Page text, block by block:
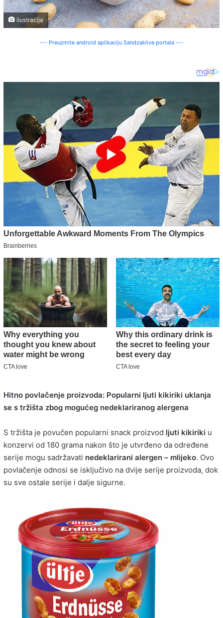
ilustracija
--- Preuzmite android aplikaciju Sandzaklive portala ---
Hitno povlačenje proizvoda: Popularni ljuti kikiriki uklanja
se s tržišta zbog mogućeg nedeklariranog alergena
S tržišta je povučen popularni snack proizvod ljuti kikiriki u
konzervi od 180 grama nakon što je utvrđeno da određene
serije mogu sadržavati nedeklarirani alergen – mlijeko. Ovo
povlačenje odnosi se isključivo na dvije serije proizvoda, dok
su sve ostale serije i dalje sigurne.